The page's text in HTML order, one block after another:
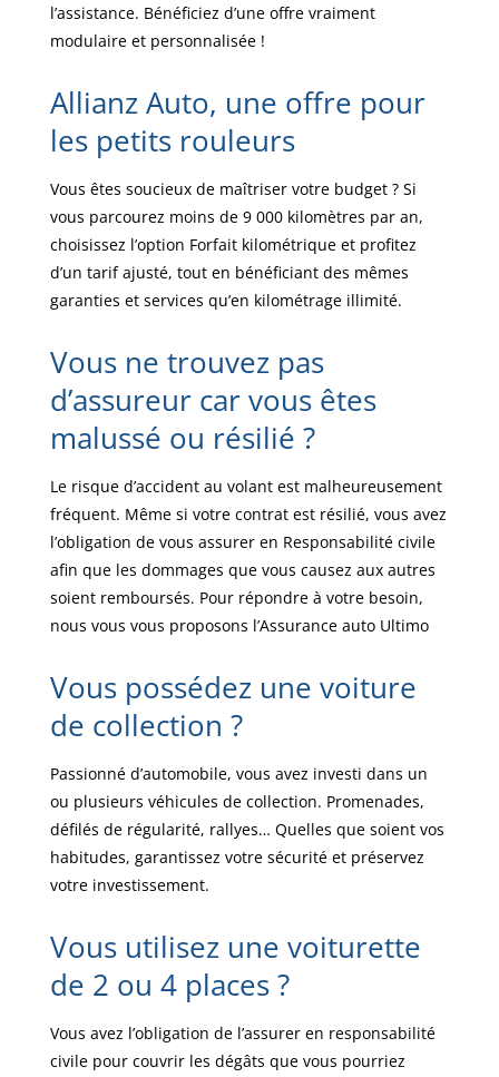
l’assistance. Bénéficiez d’une offre vraiment
modulaire et personnalisée !
Allianz Auto, une offre pour
les petits rouleurs
Vous êtes soucieux de maîtriser votre budget ? Si
vous parcourez moins de 9 000 kilomètres par an,
choisissez l’option Forfait kilométrique et profitez
d’un tarif ajusté, tout en bénéficiant des mêmes
garanties et services qu’en kilométrage illimité.
Vous ne trouvez pas
d’assureur car vous êtes
malussé ou résilié ?
Le risque d’accident au volant est malheureusement
fréquent. Même si votre contrat est résilié, vous avez
l’obligation de vous assurer en Responsabilité civile
afin que les dommages que vous causez aux autres
soient remboursés. Pour répondre à votre besoin,
nous vous vous proposons l’Assurance auto Ultimo
Vous possédez une voiture
de collection ?
Passionné d’automobile, vous avez investi dans un
ou plusieurs véhicules de collection. Promenades,
défilés de régularité, rallyes… Quelles que soient vos
habitudes, garantissez votre sécurité et préservez
votre investissement.
Vous utilisez une voiturette
de 2 ou 4 places ?
Vous avez l’obligation de l’assurer en responsabilité
civile pour couvrir les dégâts que vous pourriez